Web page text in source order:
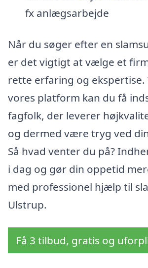
fx anlægsarbejde
Når du søger efter en
er det vigtigt at vælge et
rette erfaring og ekspertise.
vores platform kan du få
fagfolk, der leverer
og dermed være tryg ved
Så hvad venter du på?
i dag og gør din oppetid
med professionel hjælp til
Ulstrup.
Få 3 tilbud, gratis og